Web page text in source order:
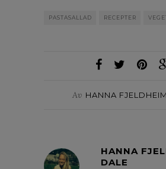
PASTASALLAD RECEPTER
Av HANNA
HANNA
DALE